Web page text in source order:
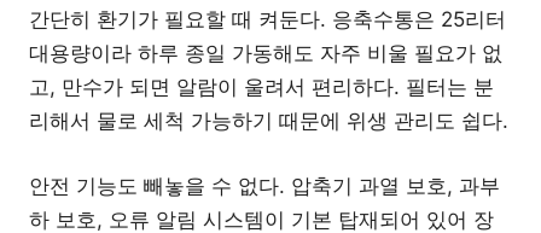
간단히 환기가 필요할 때 켜둔다. 응축수통은 25리터
대용량이라 하루 종일 가동해도 자주 비울 필요가 없
고, 만수가 되면 알람이 울려서 편리하다. 필터는 분
리해서 물로 세척 가능하기 때문에 위생 관리도 쉽다.
안전 기능도 빼놓을 수 없다. 압축기 과열 보호, 과부
하 보호, 오류 알림 시스템이 기본 탑재되어 있어 장